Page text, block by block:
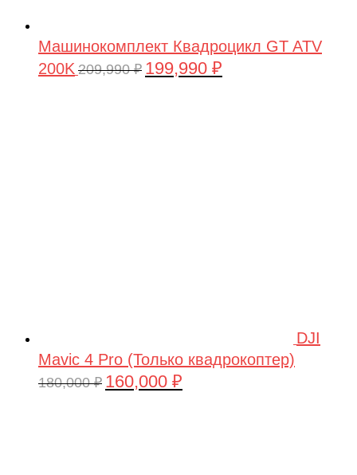
Машинокомплект Квадроцикл GT ATV
200K 209,990₽ Первоначальная
199,990 ₽
DJI
Mavic 4 Pro (Только квадрокоптер)
180,000₽ Первоначальная
160,000 ₽